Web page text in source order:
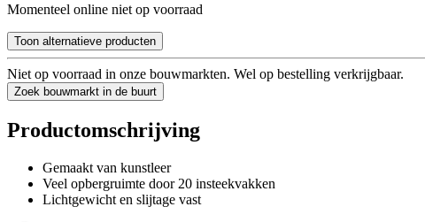
Momenteel online niet op voorraad
Toon alternatieve producten
Niet op voorraad in onze bouwmarkten. Wel op bestelling verkrijgbaar.
Zoek bouwmarkt in de buurt
Productomschrijving
Gemaakt van kunstleer
Veel opbergruimte door 20 insteekvakken
Lichtgewicht en slijtage vast